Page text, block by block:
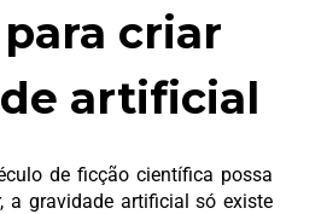
criar
artificial
de ficção científica possa
a gravidade artificial só existe